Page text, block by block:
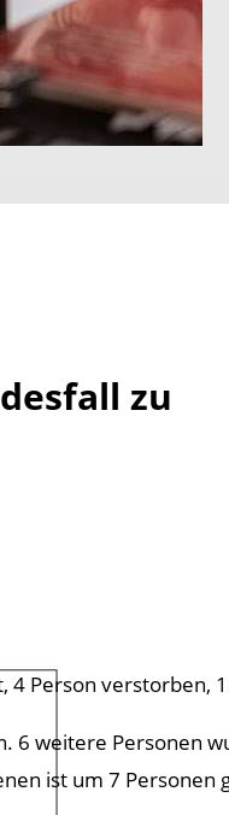
zu
4 Person verstorben,
6 weitere Personen
ist um 7 Personen